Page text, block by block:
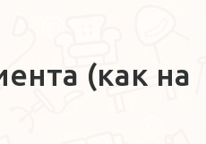
(как на